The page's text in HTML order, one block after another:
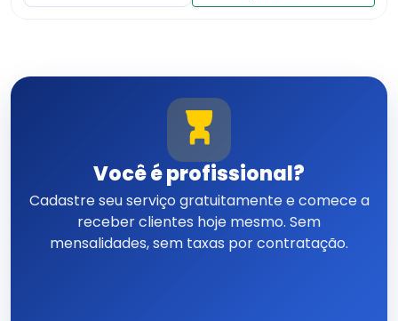
Você é profissional?
Cadastre seu serviço gratuitamente e comece a
receber clientes hoje mesmo. Sem
mensalidades, sem taxas por contratação.